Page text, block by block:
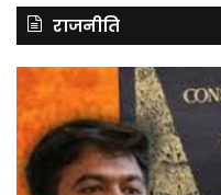
राजनीति